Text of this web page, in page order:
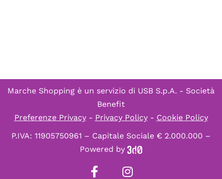
Marche Shopping è un servizio di USB S.p.A. - Società
Benefit
Preferenze Privacy- Privacy Policy- Cookie Policy
P.IVA: 11905750961 – Capitale Sociale € 2.000.000 –
Powered by